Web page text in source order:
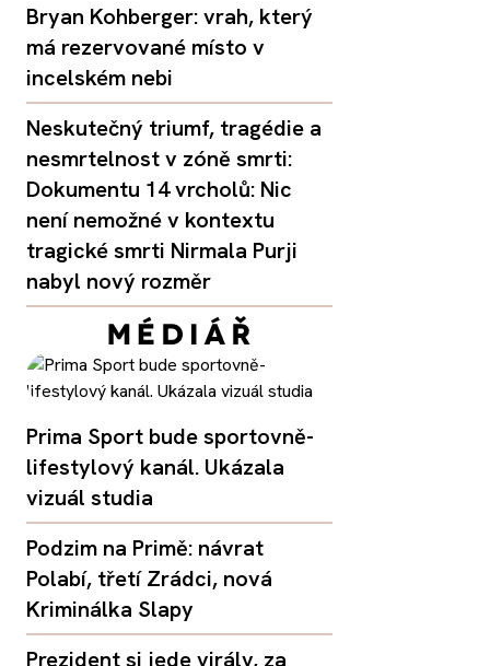
Bryan Kohberger: vrah, který
má rezervované místo v
incelském nebi
Neskutečný triumf, tragédie a
nesmrtelnost v zóně smrti:
Dokumentu 14 vrcholů: Nic
není nemožné v kontextu
tragické smrti Nirmala Purji
nabyl nový rozměr
Prima Sport bude sportovně-
lifestylový kanál. Ukázala
vizuál studia
Podzim na Primě: návrat
Polabí, třetí Zrádci, nová
Kriminálka Slapy
Prezident si jede virály, za